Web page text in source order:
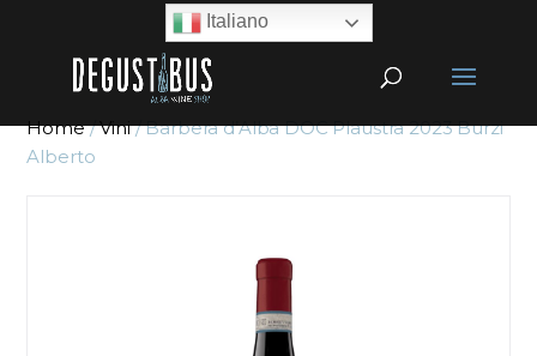
Home/Vini/ Barbera d’Alba DOC Plaustra 2023 Burzi
Alberto
Italiano